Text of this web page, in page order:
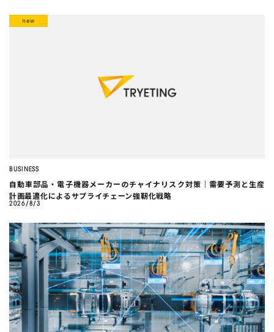
BUSINESS
自動車部品・電子機器メーカーのチャイナリスク対策｜需要予測と生産
計画最適化によるサプライチェーン強靭化戦略
2026/8/3